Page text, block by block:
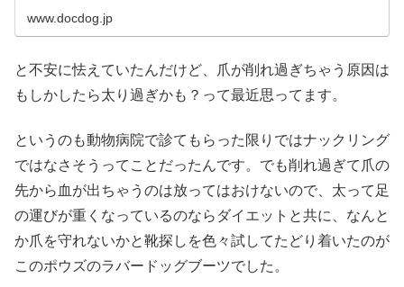
www.docdog.jp
と不安に怯えていたんだけど、爪が削れ過ぎちゃう原因は
もしかしたら太り過ぎかも？って最近思ってます。
というのも動物病院で診てもらった限りではナックリング
ではなさそうってことだったんです。でも削れ過ぎて爪の
先から血が出ちゃうのは放ってはおけないので、太って足
の運びが重くなっているのならダイエットと共に、なんと
か爪を守れないかと靴探しを色々試してたどり着いたのが
このポウズのラバードッグブーツでした。